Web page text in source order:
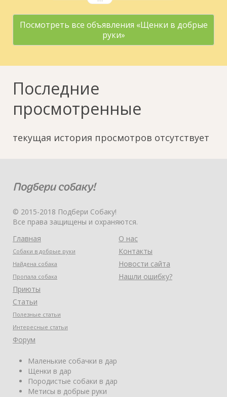
Посмотреть все объявления «Щенки в добрые
руки»
Последние
просмотренные
текущая история просмотров отсутствует
© 2015-2018 Подбери Собаку!
Все права защищены и охраняются.
Главная
Собаки в добрые руки
Найдена собака
Пропала собака
Приюты
Статьи
Полезные статьи
Интересные статьи
Форум
О нас
Контакты
Новости сайта
Нашли ошибку?
Маленькие собачки в дар
Щенки в дар
Породистые собаки в дар
Метисы в добрые руки